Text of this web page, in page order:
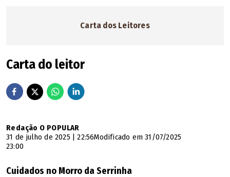
Carta dos Leitores
Carta do leitor
Redação O POPULAR
31 de julho de 2025 | 22:56Modificado em 31/07/2025
23:00
Cuidados no Morro da Serrinha